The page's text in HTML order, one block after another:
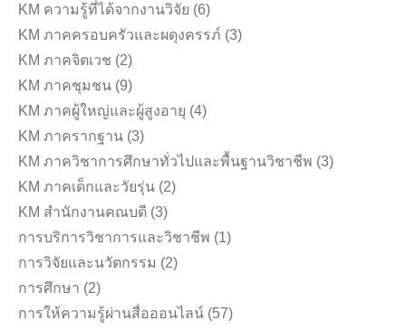
KM ความรู้ที่ได้จากงานวิจัย (6)
KM ภาคครอบครัวและผดุงครรภ์ (3)
KM ภาคจิตเวช (2)
KM ภาคชุมชน (9)
KM ภาคผู้ใหญ่และผู้สูงอายุ (4)
KM ภาครากฐาน (3)
KM ภาควิชาการศึกษาทั่วไปและพื้นฐานวิชาชีพ (3)
KM ภาคเด็กและวัยรุ่น (2)
KM สำนักงานคณบดี (3)
การบริการวิชาการและวิชาชีพ (1)
การวิจัยและนวัตกรรม (2)
การศึกษา (2)
การให้ความรู้ผ่านสื่อออนไลน์ (57)